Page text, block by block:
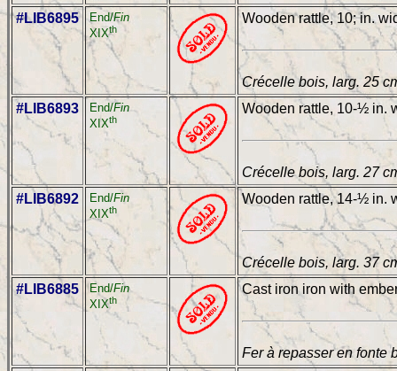
#LIB6895
End/Fin
XIXth
Wooden rattle, 10; in.
Crécelle bois, larg. 25
#LIB6893
End/Fin
XIXth
Wooden rattle, 10-½ in.
Crécelle bois, larg. 27
#LIB6892
End/Fin
XIXth
Wooden rattle, 14-½ in.
Crécelle bois, larg. 37
#LIB6885
End/Fin
XIXth
Cast iron iron with
Fer à repasser en fonte